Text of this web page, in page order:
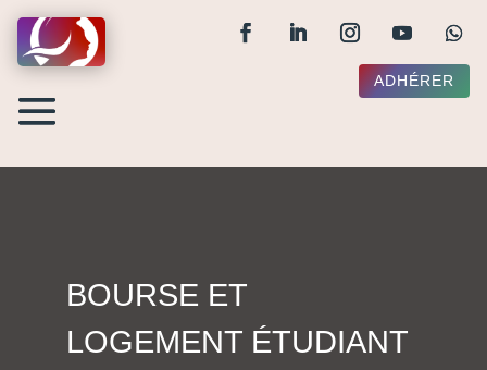
ADHÉRER
BOURSE ET
LOGEMENT ÉTUDIANT